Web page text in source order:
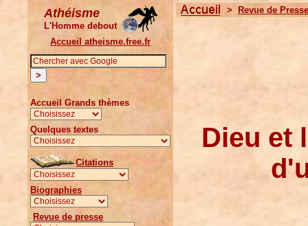
Athéisme
L'Homme debout
Accueil atheisme.free.fr
Accueil Grands thèmes
Quelques textes
Citations
Biographies
Revue de presse
> Revue de Presse
Dieu et